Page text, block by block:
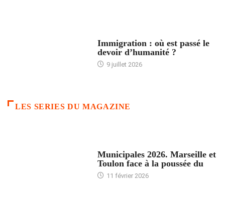
Immigration : où est passé le
devoir d’humanité ?
9 juillet 2026
LES SERIES DU MAGAZINE
Municipales 2026. Marseille et
Toulon face à la poussée du
11 février 2026